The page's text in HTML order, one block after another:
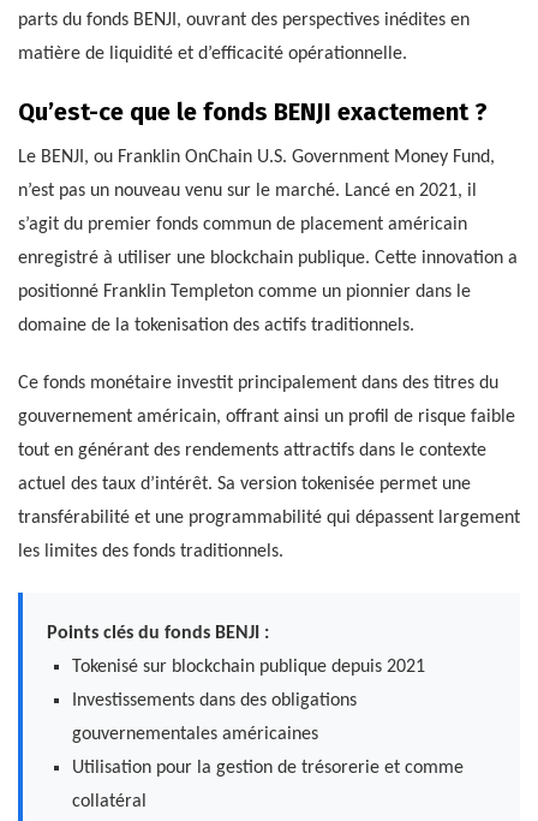
parts du fonds BENJI, ouvrant des perspectives inédites en
matière de liquidité et d’efficacité opérationnelle.
Qu’est-ce que le fonds BENJI exactement ?
Le BENJI, ou Franklin OnChain U.S. Government Money Fund,
n’est pas un nouveau venu sur le marché. Lancé en 2021, il
s’agit du premier fonds commun de placement américain
enregistré à utiliser une blockchain publique. Cette innovation a
positionné Franklin Templeton comme un pionnier dans le
domaine de la tokenisation des actifs traditionnels.
Ce fonds monétaire investit principalement dans des titres du
gouvernement américain, offrant ainsi un profil de risque faible
tout en générant des rendements attractifs dans le contexte
actuel des taux d’intérêt. Sa version tokenisée permet une
transférabilité et une programmabilité qui dépassent largement
les limites des fonds traditionnels.
Points clés du fonds BENJI :
Tokenisé sur blockchain publique depuis 2021
Investissements dans des obligations
gouvernementales américaines
Utilisation pour la gestion de trésorerie et comme
collatéral